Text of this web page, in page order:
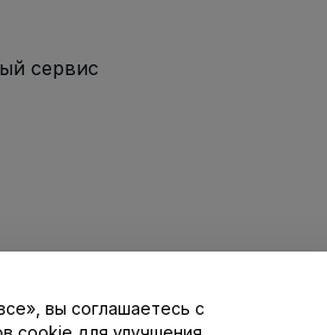
сервис
/ Свяжитесь с нами
вы соглашаетесь с